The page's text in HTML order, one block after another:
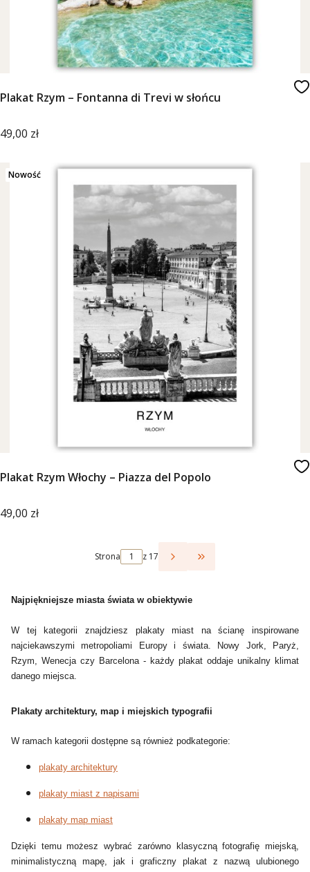
Plakat Rzym – Fontanna di Trevi w słońcu
Cena
49,00 zł
Nowość
Plakat Rzym Włochy – Piazza del Popolo
Cena
49,00 zł
Strona z 17 Przejdź do ostatniej
Najpiękniejsze miasta świata w obiektywie
W tej kategorii znajdziesz plakaty miast na ścianę inspirowane
najciekawszymi metropoliami Europy i świata. Nowy Jork, Paryż,
Rzym, Wenecja czy Barcelona - każdy plakat oddaje unikalny klimat
danego miejsca.
Plakaty architektury, map i miejskich typografii
W ramach kategorii dostępne są również podkategorie:
plakaty architektury
plakaty miast z napisami
plakaty map miast
Dzięki temu możesz wybrać zarówno klasyczną fotografię miejską,
minimalistyczną mapę, jak i graficzny plakat z nazwą ulubionego